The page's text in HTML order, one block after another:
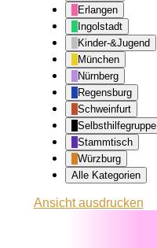
Erlangen
Ingolstadt
Kinder-&Jugend
München
Nürnberg
Regensburg
Schweinfurt
Selbsthilfegruppe
Stammtisch
Würzburg
Alle Kategorien
Ansichtausdrucken